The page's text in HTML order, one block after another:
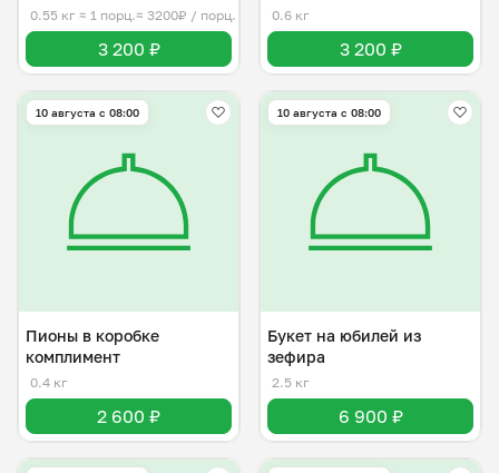
0.55 кг ≈ 1 порц.≈ 3200₽ / порц.
3 200 ₽
0.6 кг
3 200 ₽
10 августа с 08:00
Пионы в коробке
комплимент
0.4 кг
2 600 ₽
10 августа с 08:00
Букет на юбилей из
зефира
2.5 кг
6 900 ₽